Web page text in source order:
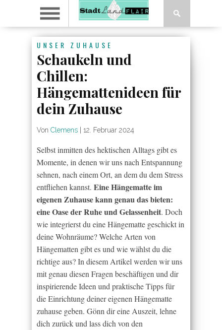
UNSER ZUHAUSE
Schaukeln und
Chillen:
Hängemattenideen für
dein Zuhause
Von Clemens 12. Februar 2024
Selbst inmitten des hektischen Alltags gibt es
Momente, in denen wir uns nach Entspannung
sehnen, nach einem Ort, an dem du dem Stress
entfliehen kannst. Eine Hängematte im
eigenen Zuhause kann genau das bieten:
eine Oase der Ruhe und Gelassenheit. Doch
wie integrierst du eine Hängematte geschickt in
deine Wohnräume? Welche Arten von
Hängematten gibt es und wie wählst du die
richtige aus? In diesem Artikel werden wir uns
mit genau diesen Fragen beschäftigen und dir
inspirierende Ideen und praktische Tipps für
die Einrichtung deiner eigenen Hängematte
zuhause geben. Gönn dir eine Auszeit, lehne
dich zurück und lass dich von den